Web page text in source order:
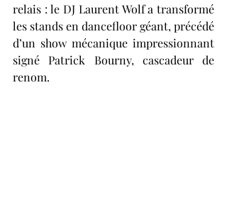
relais : le DJ Laurent Wolf a transformé
les stands en dancefloor géant, précédé
d’un show mécanique impressionnant
signé Patrick Bourny, cascadeur de
renom.